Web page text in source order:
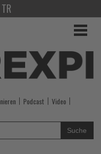
TR
Podcast
Video
Suche